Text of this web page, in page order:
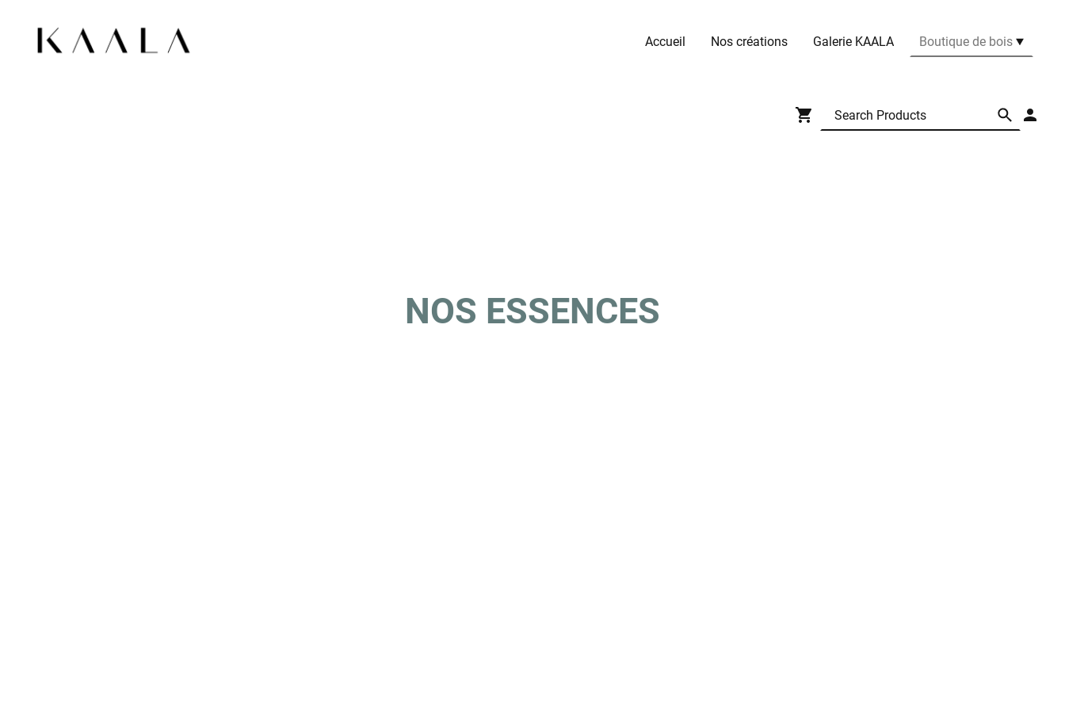
Accueil Nos créations Galerie KAALA Boutique de bois
NOS ESSENCES